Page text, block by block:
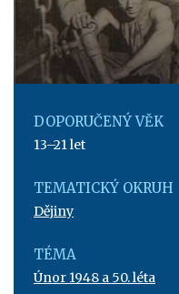
DOPORUČENÝ VĚK
13–21 let
TEMATICKÝ OKRUH
Dějiny
TÉMA
Únor 1948 a 50. léta